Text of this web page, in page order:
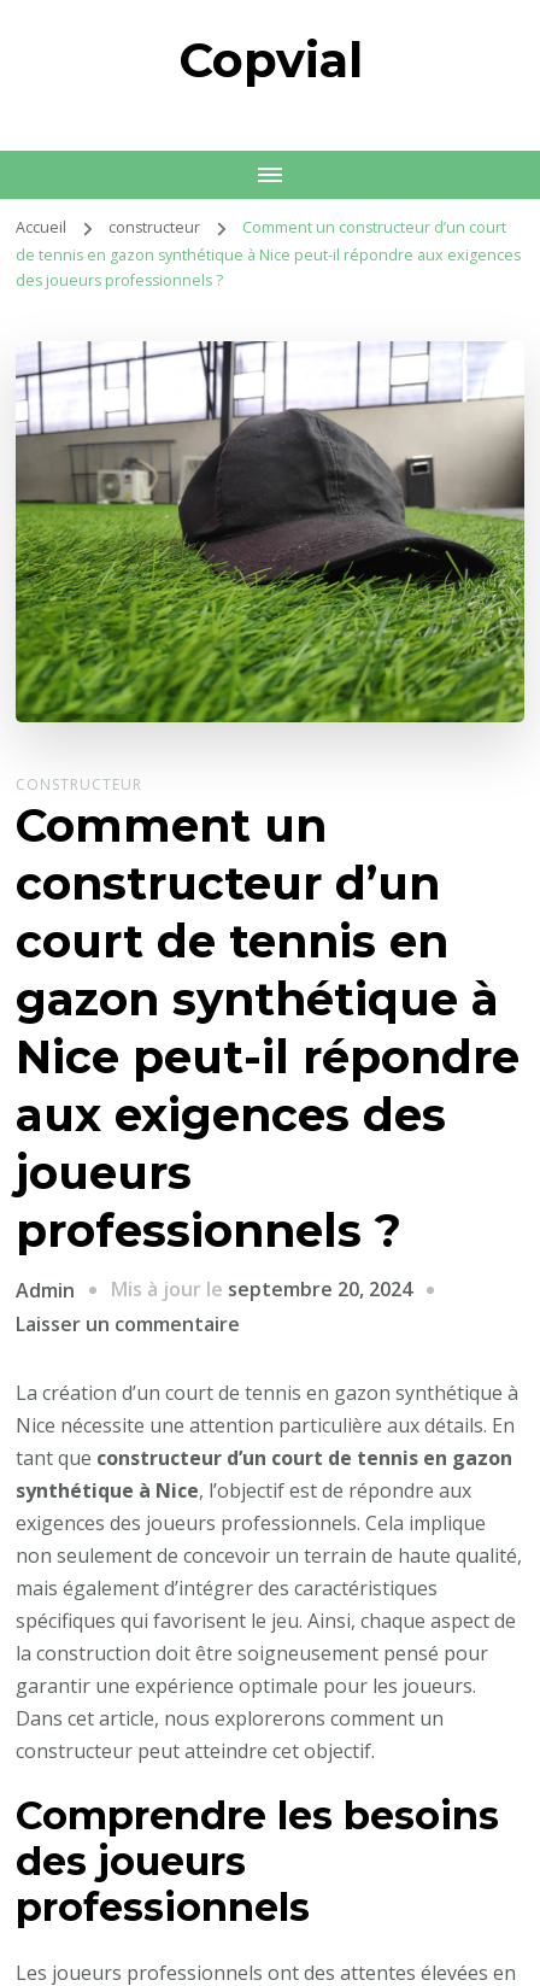
Copvial
Accueil constructeur
Comment un constructeur d’un court
de tennis en gazon synthétique à Nice peut-il répondre aux exigences
des joueurs professionnels ?
CONSTRUCTEUR
Comment un
constructeur d’un
court de tennis en
gazon synthétique à
Nice peut-il répondre
aux exigences des
joueurs
professionnels ?
Admin Mis à jour le septembre 20, 2024
Laisser un commentaire
un
constructeur
d’un
court
de
tennis
en
gazon
synthétique
à
Nice
peut-
répondre
exigences
des
professionnels
La création d’un court de tennis en gazon synthétique à
Nice nécessite une attention particulière aux détails. En
tant que constructeur d’un court de tennis en gazon
synthétique à Nice, l’objectif est de répondre aux
exigences des joueurs professionnels. Cela implique
non seulement de concevoir un terrain de haute qualité,
mais également d’intégrer des caractéristiques
spécifiques qui favorisent le jeu. Ainsi, chaque aspect de
la construction doit être soigneusement pensé pour
garantir une expérience optimale pour les joueurs.
Dans cet article, nous explorerons comment un
constructeur peut atteindre cet objectif.
Comprendre les besoins
des joueurs
professionnels
Les joueurs professionnels ont des attentes élevées en